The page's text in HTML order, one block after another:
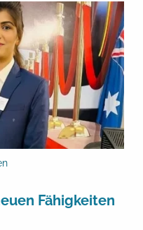
Fähigkeiten